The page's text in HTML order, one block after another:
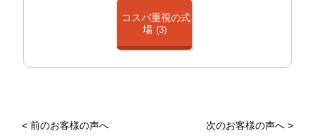
コスパ重視の式
場 (3)
<前のお客様の声へ 次のお客様の声へ>